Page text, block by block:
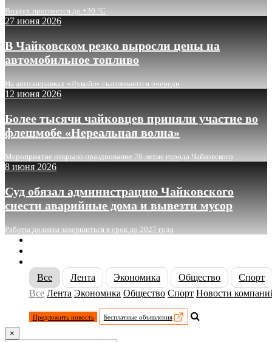
Воздух прогреется до +30 °C
27 июня 2026
В Чайковском резко выросли цены на
автомобильное топливо
На автозаправках «Лукойл» скапливаются очереди
12 июня 2026
Более тысячи чайковцев приняли участие во
флешмобе «Нереальная волна»
Мероприятие открыло празднование 70-летие города Чайковского
8 июня 2026
Суд обязал администрацию Чайковского
снести аварийные дома и вывезти мусор
Работы должны завершиться в срок до 2027 года
Все
Лента Экономика Общество
Спорт
Все Лента Экономика Общество Спорт Новости
Предложить новость Бесплатные объявления
×